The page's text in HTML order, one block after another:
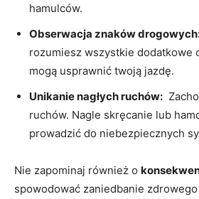
hamulców.
Obserwacja znaków
rozumiesz wszystkie⁢ dodatkowe
mogą usprawnić​ twoją jazdę.
Unikanie nagłych‍ ruchów:
‌ruchów. Nagle skręcanie lub
prowadzić do niebezpiecznych
Nie zapominaj ⁤również o
spowodować zaniedbanie